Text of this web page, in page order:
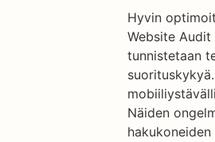
Hyvin
Website
tunnistetaan
Näiden